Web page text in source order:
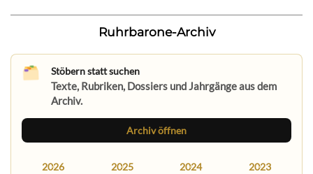
Ruhrbarone-Archiv
Stöbern statt suchen
Texte, Rubriken, Dossiers und Jahrgänge aus dem
Archiv.
Archiv öffnen
2026 2025 2024 2023